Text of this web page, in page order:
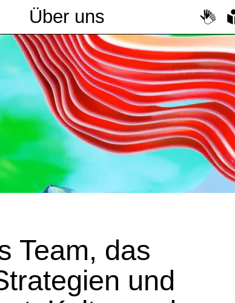
Über uns
Team, das
und